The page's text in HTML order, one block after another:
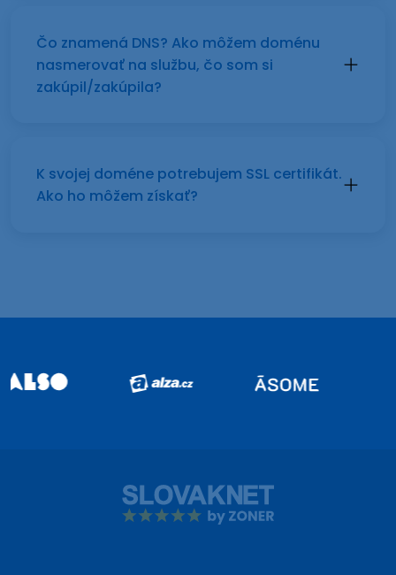
Čo znamená DNS? Ako môžem doménu
nasmerovať na službu, čo som si
zakúpil/zakúpila?
K svojej doméne potrebujem SSL certifikát.
Ako ho môžem získať?